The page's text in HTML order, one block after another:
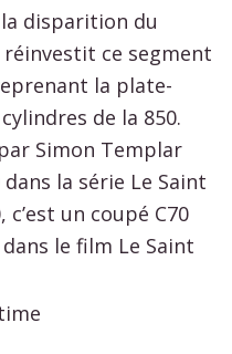
disparition du
réinvestit ce segment
la plate-
de la 850.
Simon Templar
dans la série Le Saint
c’est un coupé C70
le film Le Saint